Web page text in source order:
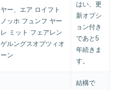
ヤー、エア ロイフト
ノッホ フュンフ ヤー
レ ミット フェアレン
ゲルングスオプツィオ
ーン
はい、更
新オプシ
ョン付き
であと5
年続きま
す。
結構で